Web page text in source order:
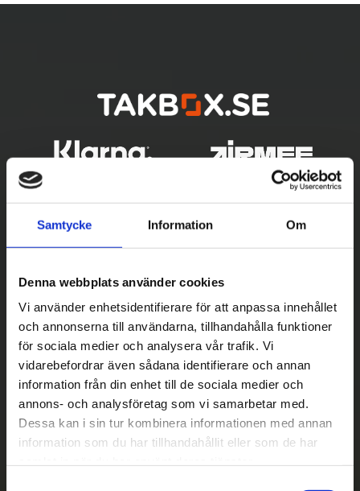
Samtycke Information Om
Denna webbplats använder cookies
Vi använder enhetsidentifierare för att anpassa innehållet
och annonserna till användarna, tillhandahålla funktioner
för sociala medier och analysera vår trafik. Vi
vidarebefordrar även sådana identifierare och annan
information från din enhet till de sociala medier och
annons- och analysföretag som vi samarbetar med.
Dessa kan i sin tur kombinera informationen med annan
information som du har tillhandahållit eller som de har
Betala säkert
|| Välj ||
Snabba leveranser
||
Eller ||
Hämta på lagret med/utan montering